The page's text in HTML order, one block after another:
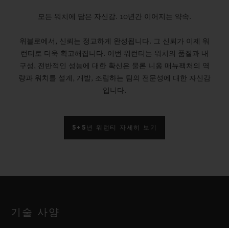
모든 워치에 담은 자신감. 10년간 이어지는 약속.
위블로에서, 신뢰는 정교하게 완성됩니다. 그 신뢰가 이제 워
런티로 더욱 확고해집니다. 이번 워런티는 워치의 품질과 내
구성, 전반적인 성능에 대한 확신은 물론 니옹 매뉴팩처의 역
량과 워치를 설계, 개발, 조립하는 팀의 전문성에 대한 자신감
입니다.
5+5년 워런티 자세히 보기
기술 사양